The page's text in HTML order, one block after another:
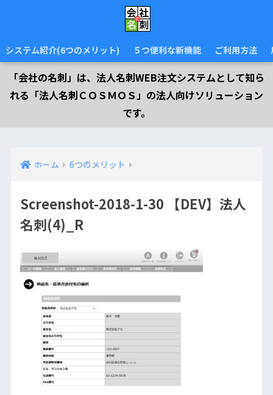
システム紹介(6つのメリット) ５つ便利な新機能 ご利用方法
「会社の名刺」は、法人名刺WEB注文システムとして知ら
れる「法人名刺ＣＯＳＭＯＳ」の法人向けソリューション
です。
ホーム 6つのメリット
Screenshot-2018-1-30 【DEV】法人
名刺(4)_R